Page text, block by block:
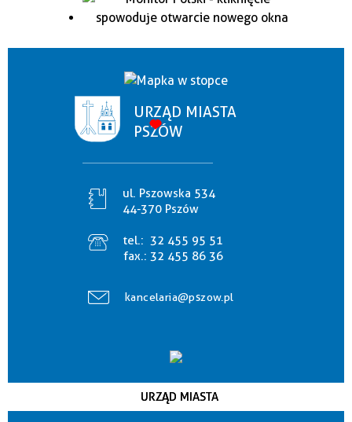
URZĄD MIASTA
PSZÓW
ul. Pszowska 534
44-370 Pszów
tel.: 32 455 95 51
fax.: 32 455 86 36
kancelaria@pszow.pl
URZĄD MIASTA